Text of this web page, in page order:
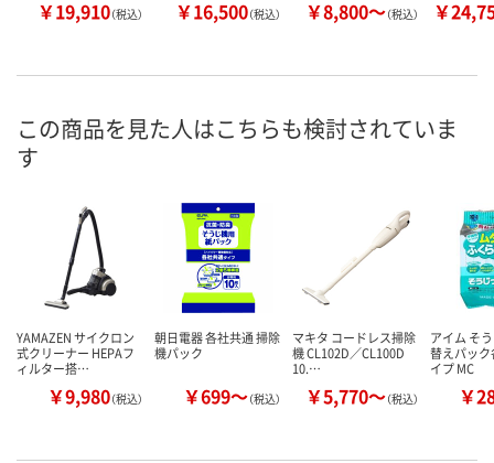
￥19,910（税込） ￥16,500（税込） ￥8,800～（税込） ￥
この商品を見た人はこちらも検討されていま
す
YAMAZEN サイクロン
式クリーナー HEPAフ
ィルター搭…
￥9,980（税込）
朝日電器 各社共通 掃除
機パック
￥699～（税込）
マキタ コードレス掃除
機 CL102D／CL100D
10.…
￥5,770～（税込）
アイム そ
替えパッ
イプ MC
￥